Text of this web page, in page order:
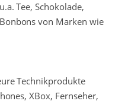
Tee, Schokolade,
von Marken wie
Technikprodukte
XBox, Fernseher,